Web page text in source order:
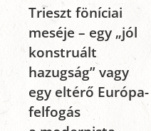
Trieszt föníciai
meséje – egy „jól
konstruált
hazugság” vagy
egy eltérő Európa-
felfogás